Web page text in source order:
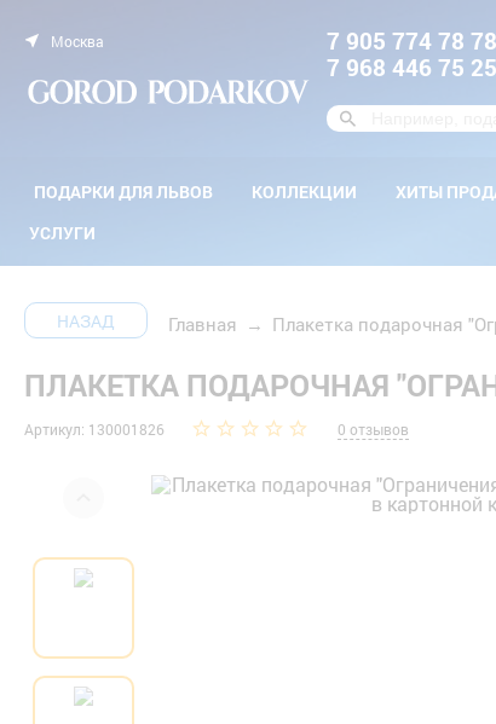
Москва
7 905 774 78 78
7 968 446 75 25
ПОДАРКИ ДЛЯ ЛЬВОВ КОЛЛЕКЦИИ ХИТЫ
УСЛУГИ
НАЗАД Главная → Плакетка подарочная
ПЛАКЕТКА ПОДАРОЧНАЯ
Артикул: 130001826 0 отзывов